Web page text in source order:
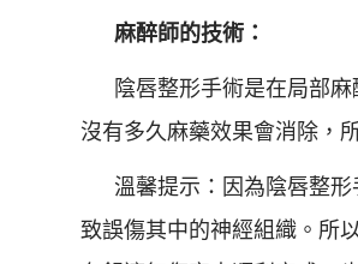
麻醉師的技術：
陰唇整形手術是在局部
沒有多久麻藥效果會消除，
溫馨提示：因為陰唇整
致誤傷其中的神經組織。所